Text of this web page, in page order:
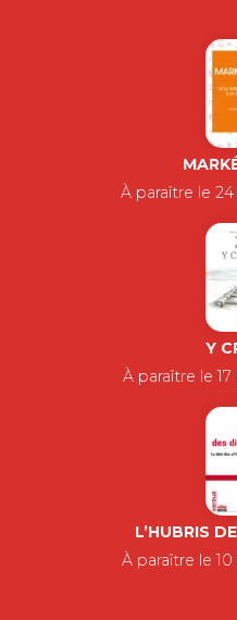
À paraître le
Y
À paraître le
L’HUBRIS
À paraître le